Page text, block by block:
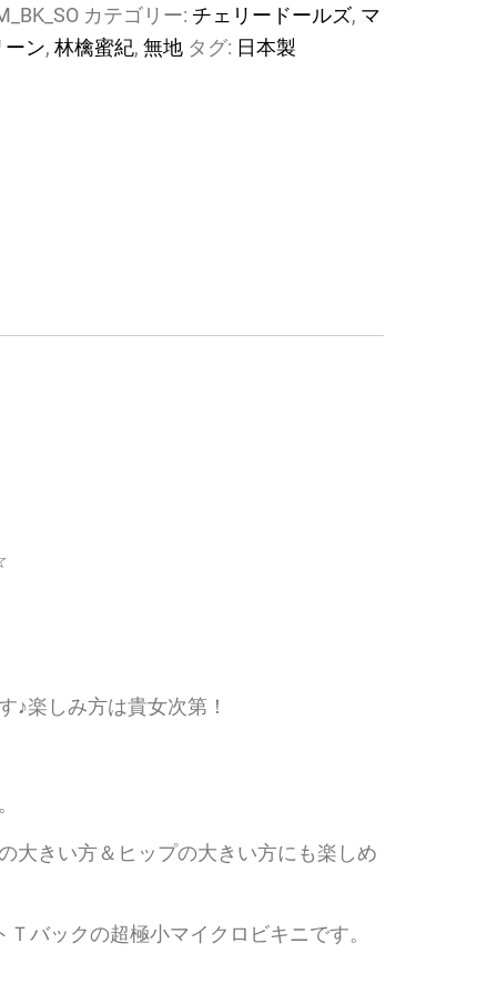
カテゴリー: チェリードールズ, マ
ーン, 林檎蜜紀, 無地 タグ: 日本製
♪楽しみ方は貴女次第！
大きい方＆ヒップの大きい方にも楽しめ
バックの超極小マイクロビキニです。